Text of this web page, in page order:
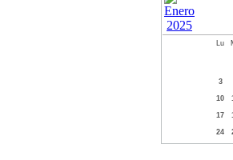
Lu
3
10
17
24